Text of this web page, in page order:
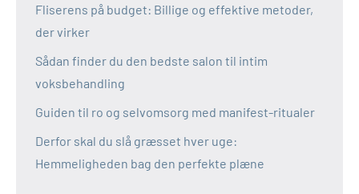
Fliserens på budget: Billige og effektive metoder,
der virker
Sådan finder du den bedste salon til intim
voksbehandling
Guiden til ro og selvomsorg med manifest-ritualer
Derfor skal du slå græsset hver uge:
Hemmeligheden bag den perfekte plæne